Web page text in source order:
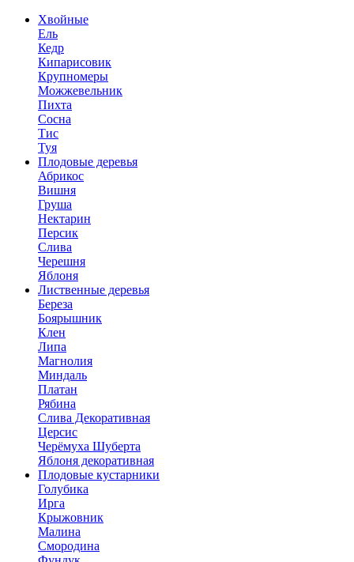
Хвойные
Ель
Кедр
Кипарисовик
Крупномеры
Можжевельник
Пихта
Сосна
Тис
Туя
Плодовые деревья
Абрикос
Вишня
Груша
Нектарин
Персик
Слива
Черешня
Яблоня
Лиственные деревья
Береза
Боярышник
Клен
Липа
Магнолия
Миндаль
Платан
Рябина
Слива Декоративная
Церсис
Черёмуха Шуберта
Яблоня декоративная
Плодовые кустарники
Голубика
Ирга
Крыжовник
Малина
Смородина